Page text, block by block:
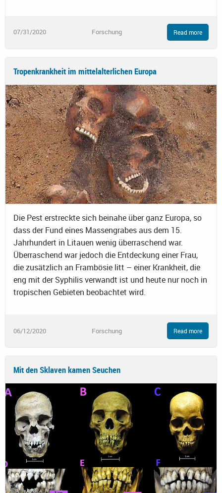
07/31/2020 Forschung Read more
Tropenkrankheit im mittelalterlichen Europa
Die Pest erstreckte sich beinahe über ganz Europa, so
dass der Fund eines Massengrabes aus dem 15.
Jahrhundert in Litauen wenig überraschend war.
Überraschend war jedoch die Entdeckung einer Frau,
die zusätzlich an Frambösie litt – einer Krankheit, die
eng mit der Syphilis verwandt ist und heute nur noch in
tropischen Gebieten beobachtet wird.
06/12/2020 Forschung Read more
Mit den Sklaven kamen Seuchen